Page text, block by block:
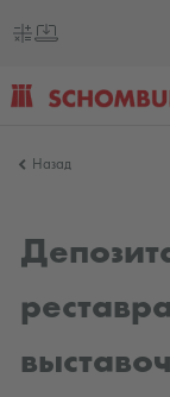
Назад